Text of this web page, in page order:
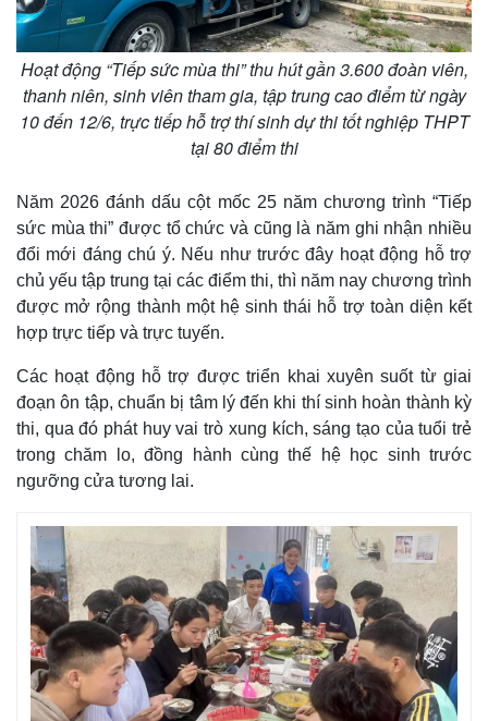
Hoạt động “Tiếp sức mùa thi” thu hút gần 3.600 đoàn viên,
thanh niên, sinh viên tham gia, tập trung cao điểm từ ngày
10 đến 12/6, trực tiếp hỗ trợ thí sinh dự thi tốt nghiệp THPT
tại 80 điểm thi
Năm 2026 đánh dấu cột mốc 25 năm chương trình “Tiếp
sức mùa thi” được tổ chức và cũng là năm ghi nhận nhiều
đổi mới đáng chú ý. Nếu như trước đây hoạt động hỗ trợ
chủ yếu tập trung tại các điểm thi, thì năm nay chương trình
được mở rộng thành một hệ sinh thái hỗ trợ toàn diện kết
hợp trực tiếp và trực tuyến.
Các hoạt động hỗ trợ được triển khai xuyên suốt từ giai
đoạn ôn tập, chuẩn bị tâm lý đến khi thí sinh hoàn thành kỳ
thi, qua đó phát huy vai trò xung kích, sáng tạo của tuổi trẻ
trong chăm lo, đồng hành cùng thế hệ học sinh trước
ngưỡng cửa tương lai.